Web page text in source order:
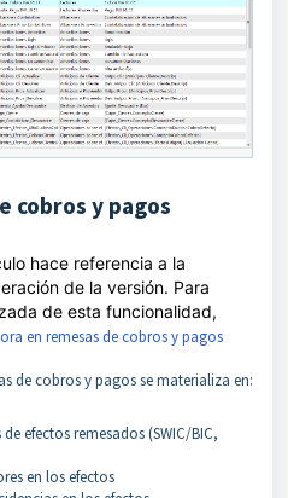
cobros y pagos
hace referencia a la
de la versión. Para
de esta funcionalidad,
en remesas de cobros y pagos
de cobros y pagos se materializa en:
efectos remesados (SWIC/BIC,
en los efectos